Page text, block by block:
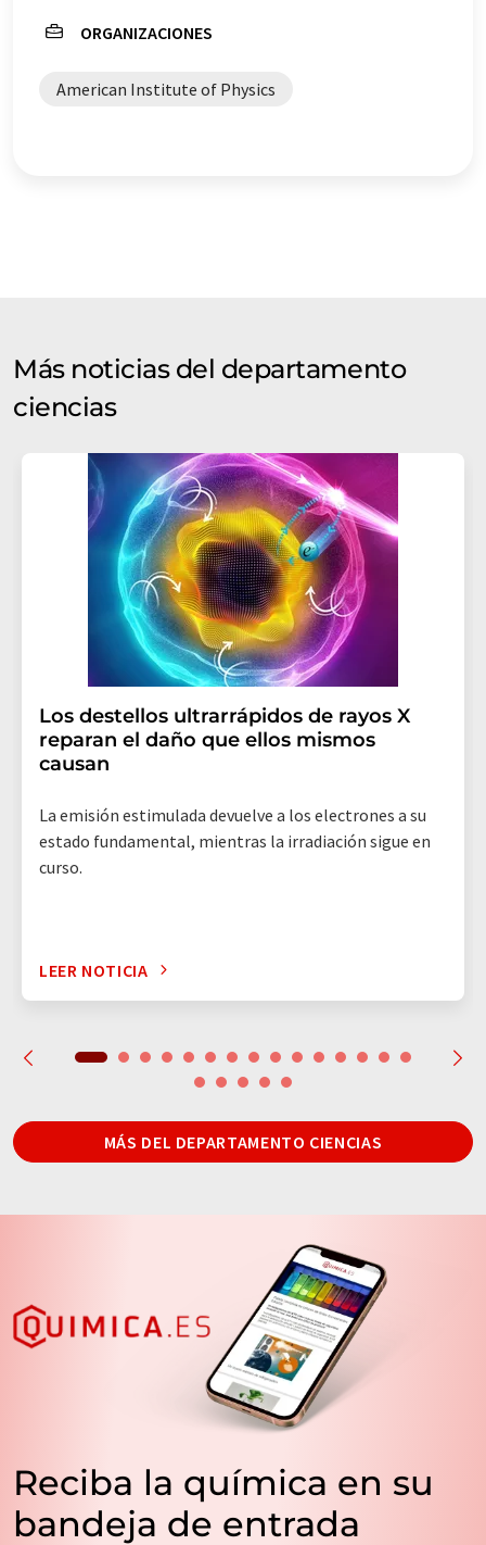
ORGANIZACIONES
American Institute of Physics
Más noticias del departamento
ciencias
Los destellos ultrarrápidos de rayos X
reparan el daño que ellos mismos
causan
La emisión estimulada devuelve a los electrones a su
estado fundamental, mientras la irradiación sigue en
curso.
LEER NOTICIA
MÁS DEL DEPARTAMENTO CIENCIAS
Reciba la química en su
bandeja de entrada